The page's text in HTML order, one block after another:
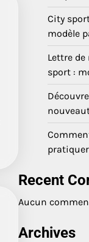
City
modèle
Lettre
sport :
Recent
Aucun
Archives